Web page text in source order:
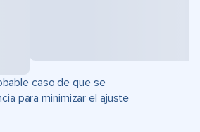
caso de que se
para minimizar el ajuste